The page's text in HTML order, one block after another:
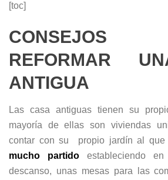
[toc]
REFORMAR
ANTIGUA
Las casa antiguas tienen su
mayoría de ellas son viviendas
contar con su propio jardín al que
mucho partido estableciendo
descanso, unas mesas para las